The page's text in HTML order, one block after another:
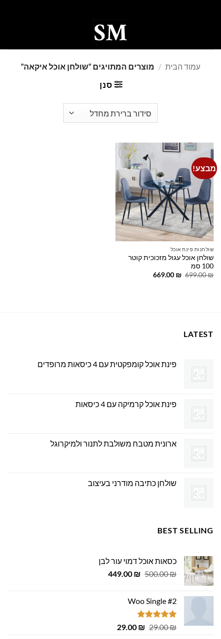
עמוד הבית / מוצרים המתויגים “שולחן אוכל איקאה”
סנן
מבצע!
Add to
wishlist
שולחנות פינת אוכל
שולחן אוכל עגול מזכוכית קוטר
100 סמ
699.00₪
המחיר
669.00 ₪
המחיר
LATEST
פינת אוכל קומפקטית עם 4 כיסאות מרופדים
פינת אוכל קרמיקה עם 4 כיסאות
ארונית מטבח משולבת לתנור ולמיקרוגל
שולחן כתיבה מודרני בעיצוב
BEST SELLING
כסאות אוכל דמוי עור לבן
500.00₪
המחיר
500.00 ₪.
449.00 ₪
המחיר
Woo Single #2
דורג4.75
29.00₪
המחיר
29.00 ₪
המחיר